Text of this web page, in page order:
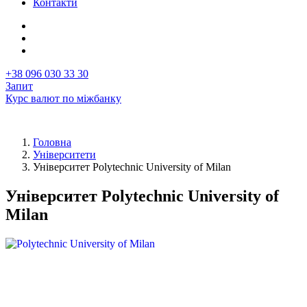
Контакти
+38 096 030 33 30
Запит
Курс валют по міжбанку
Рядок
навіґації
Головна
Університети
Університет Polytechnic University of Milan
Університет Polytechnic University of
Milan
Перша
Image